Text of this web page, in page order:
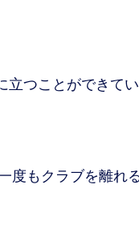
つことができてい
もクラブを離れ